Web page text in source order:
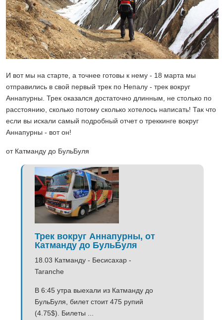
И вот мы на старте, а точнее готовы к нему - 18 марта мы
отправились в свой первый трек по Непалу - трек вокруг
Аннапурны. Трек оказался достаточно длинным, не столько по
расстоянию, сколько потому сколько хотелось написать! Так что
если вы искали самый подробный отчет о треккинге вокруг
Аннапурны - вот он!
от Катманду до БульБуля
Трек вокруг Аннапурны, от
Катманду до БульБуля
18.03 Катманду - Бесисахар -
Taranche
В 6:45 утра выехали из Катманду до
БульБуля, билет стоит 475 рупий
(4.75$). Билеты ...